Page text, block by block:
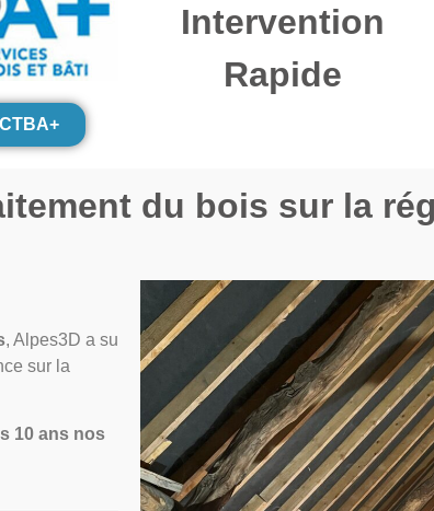
Intervention
Rapide
du bois sur la
, Alpes3D a su
sur la
10 ans nos